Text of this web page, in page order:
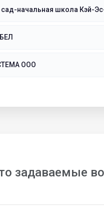
сад-начальная школа Кэй-
ООО
задаваемые